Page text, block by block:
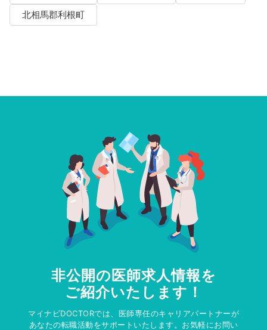
北相馬郡利根町
非公開の医師求人情報を
ご紹介いたします！
マイナビDOCTORでは、医師専任のキャリアパートナーが
あなたの転職活動をサポートいたします。お気軽にお問い